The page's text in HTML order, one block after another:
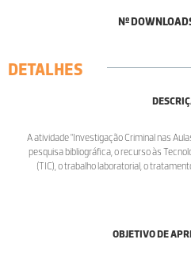
Nº
DETALHES
A atividade "Investigação Criminal nas
pesquisa bibliográfica, o recurso às
(TIC), o trabalho laboratorial, o
OBJETIVO DE